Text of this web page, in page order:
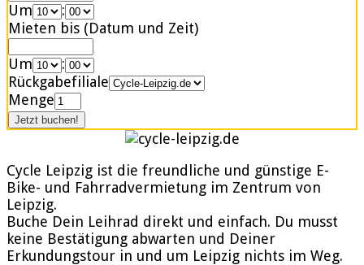
Um
:
Mieten bis (Datum und Zeit)
Um
:
Rückgabefiliale
Menge
Cycle Leipzig ist die freundliche und günstige E-
Bike- und Fahrradvermietung im Zentrum von
Leipzig.
Buche Dein Leihrad direkt und einfach. Du musst
keine Bestätigung abwarten und Deiner
Erkundungstour in und um Leipzig nichts im Weg.